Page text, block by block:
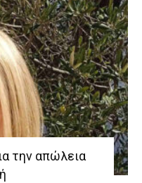
την απώλεια